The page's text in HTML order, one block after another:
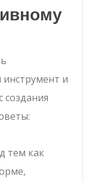
и
создания
тем как